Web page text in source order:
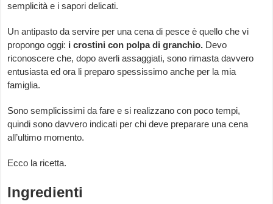
semplicità e i sapori delicati.
Un antipasto da servire per una cena di pesce è quello che vi
propongo oggi: i crostini con polpa di granchio. Devo
riconoscere che, dopo averli assaggiati, sono rimasta davvero
entusiasta ed ora li preparo spessissimo anche per la mia
famiglia.
Sono semplicissimi da fare e si realizzano con poco tempi,
quindi sono davvero indicati per chi deve preparare una cena
all’ultimo momento.
Ecco la ricetta.
Ingredienti